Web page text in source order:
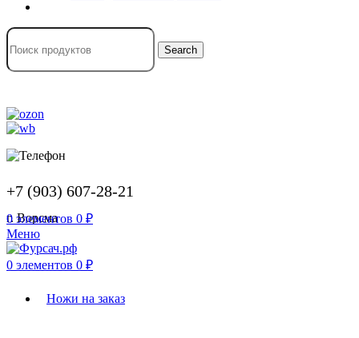
Search
+7 (903) 607-28-21
г. Ворсма
0 элементов 0 ₽
Меню
0 элементов 0 ₽
Ножи на заказ